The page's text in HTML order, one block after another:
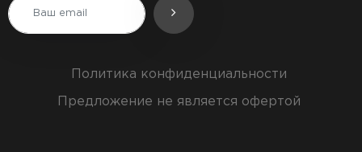
Политика конфиденциальности
Предложение не является офертой